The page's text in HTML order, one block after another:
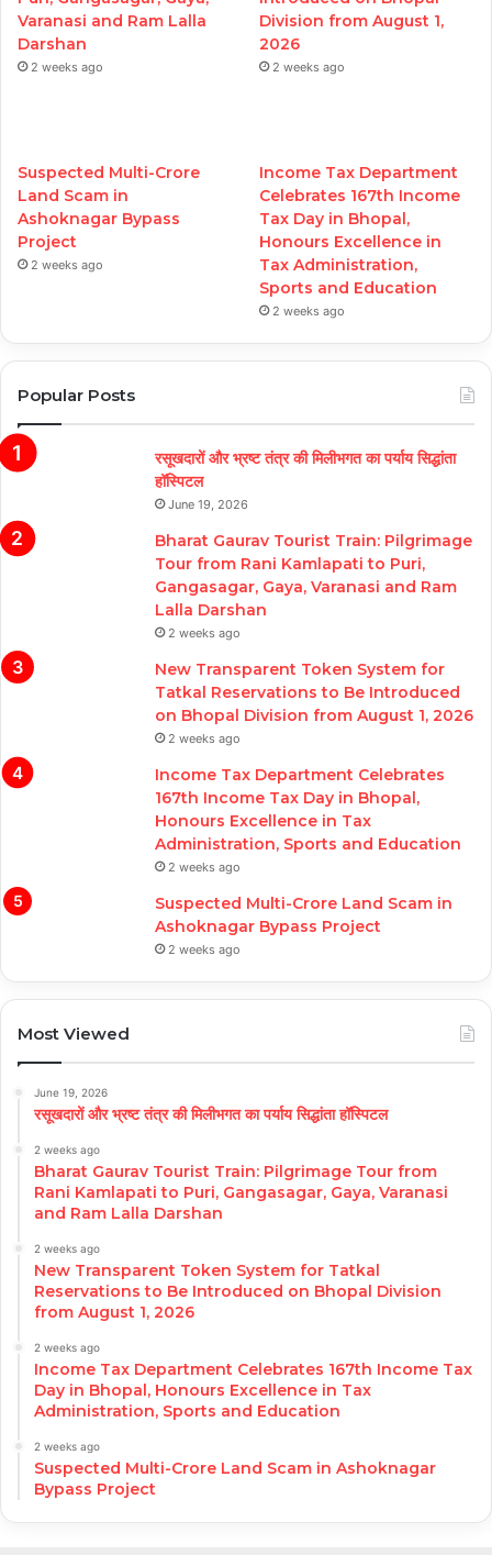
Varanasi and Ram Lalla
Darshan
2 weeks ago
Division from August 1,
2026
2 weeks ago
Suspected Multi-Crore
Land Scam in
Ashoknagar Bypass
Project
2 weeks ago
Income Tax Department
Celebrates 167th Income
Tax Day in Bhopal,
Honours Excellence in
Tax Administration,
Sports and Education
2 weeks ago
Popular Posts
रसूखदारों और भ्रष्ट तंत्र की मिलीभगत का पर्याय सिद्धांता
हॉस्पिटल
June 19, 2026
Bharat Gaurav Tourist Train: Pilgrimage
Tour from Rani Kamlapati to Puri,
Gangasagar, Gaya, Varanasi and Ram
Lalla Darshan
2 weeks ago
New Transparent Token System for
Tatkal Reservations to Be Introduced
on Bhopal Division from August 1, 2026
2 weeks ago
Income Tax Department Celebrates
167th Income Tax Day in Bhopal,
Honours Excellence in Tax
Administration, Sports and Education
2 weeks ago
Suspected Multi-Crore Land Scam in
Ashoknagar Bypass Project
2 weeks ago
Most Viewed
June 19, 2026
रसूखदारों और भ्रष्ट तंत्र की मिलीभगत का पर्याय सिद्धांता हॉस्पिटल
2 weeks ago
Bharat Gaurav Tourist Train: Pilgrimage Tour from
Rani Kamlapati to Puri, Gangasagar, Gaya, Varanasi
and Ram Lalla Darshan
2 weeks ago
New Transparent Token System for Tatkal
Reservations to Be Introduced on Bhopal Division
from August 1, 2026
2 weeks ago
Income Tax Department Celebrates 167th Income Tax
Day in Bhopal, Honours Excellence in Tax
Administration, Sports and Education
2 weeks ago
Suspected Multi-Crore Land Scam in Ashoknagar
Bypass Project